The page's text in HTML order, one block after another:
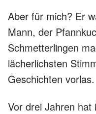
Aber für mich? Er
Mann, der
Schmetterlingen
lächerlichsten
Geschichten vorlas.
Vor drei Jahren